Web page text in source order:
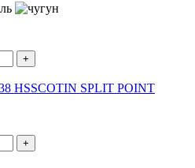
+
HSSCOTIN SPLIT POINT
+